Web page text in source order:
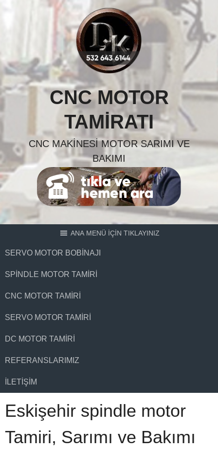
CNC MOTOR
TAMIRATI
CNC MAKINESI MOTOR SARIMI VE
BAKIMI
ANA MENÜ İÇİN TIKLAYINIZ
SERVO MOTOR BOBINAJI
SPINDLE MOTOR TAMIRI
CNC MOTOR TAMIRI
SERVO MOTOR TAMIRI
DC MOTOR TAMIRI
REFERANSLARIMIZ
İLETIŞIM
Eskişehir spindle motor
Tamiri, Sarımı ve Bakımı